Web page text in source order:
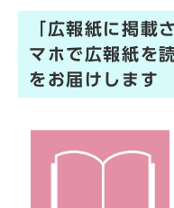
「広報紙に掲載
マホで広報紙を
をお届けします